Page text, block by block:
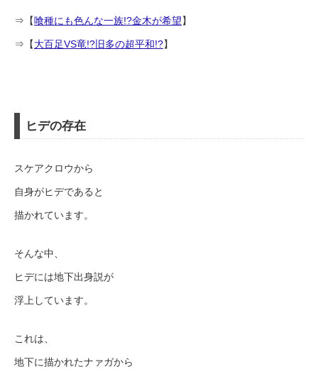
⇒【喰種にも色んな一族!?金木が希望】
⇒【大百足VS竜!?旧多の超平和!?】
ヒデの存在
スケアクロウから
自身がヒデであると
描かれています。
そんな中、
ヒデには地下出身説が
浮上しています。
これは、
地下に描かれたナァガから